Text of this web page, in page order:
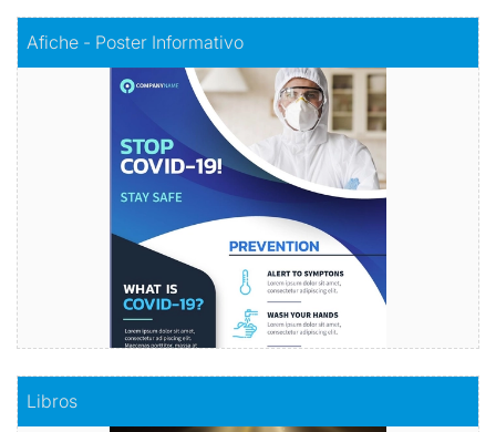
Afiche - Poster Informativo
Información visualmente atractiva
Comprar
Comprar
Libros
Comprar